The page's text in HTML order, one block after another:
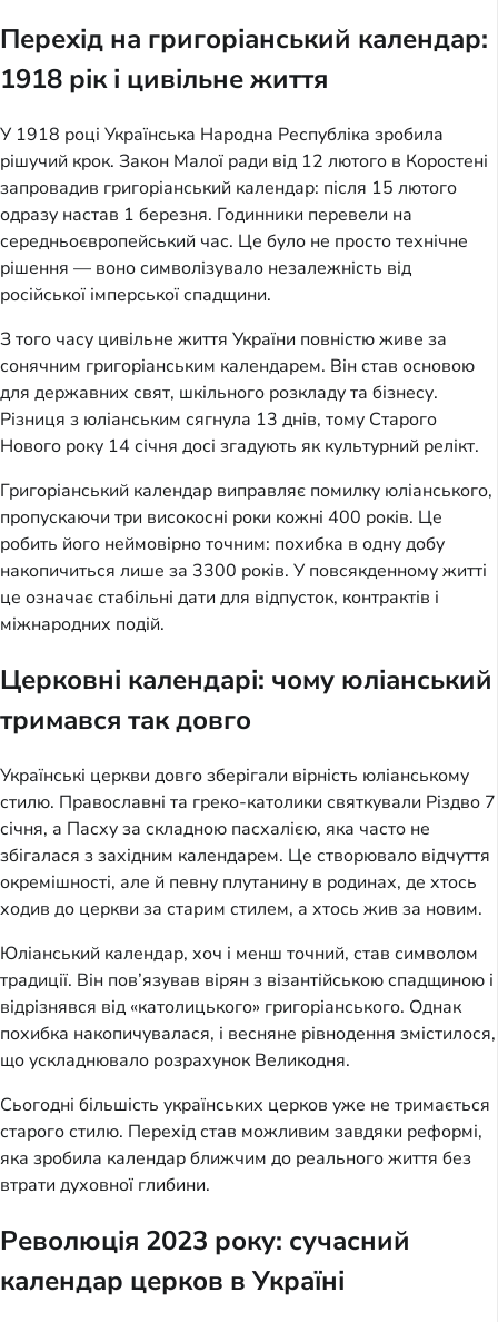
Перехід на григоріанський календар:
1918 рік і цивільне життя
У 1918 році Українська Народна Республіка зробила
рішучий крок. Закон Малої ради від 12 лютого в Коростені
запровадив григоріанський календар: після 15 лютого
одразу настав 1 березня. Годинники перевели на
середньоєвропейський час. Це було не просто технічне
рішення — воно символізувало незалежність від
російської імперської спадщини.
З того часу цивільне життя України повністю живе за
сонячним григоріанським календарем. Він став основою
для державних свят, шкільного розкладу та бізнесу.
Різниця з юліанським сягнула 13 днів, тому Старого
Нового року 14 січня досі згадують як культурний релікт.
Григоріанський календар виправляє помилку юліанського,
пропускаючи три високосні роки кожні 400 років. Це
робить його неймовірно точним: похибка в одну добу
накопичиться лише за 3300 років. У повсякденному житті
це означає стабільні дати для відпусток, контрактів і
міжнародних подій.
Церковні календарі: чому юліанський
тримався так довго
Українські церкви довго зберігали вірність юліанському
стилю. Православні та греко-католики святкували Різдво 7
січня, а Пасху за складною пасхалією, яка часто не
збігалася з західним календарем. Це створювало відчуття
окремішності, але й певну плутанину в родинах, де хтось
ходив до церкви за старим стилем, а хтось жив за новим.
Юліанський календар, хоч і менш точний, став символом
традиції. Він пов’язував вірян з візантійською спадщиною і
відрізнявся від «католицького» григоріанського. Однак
похибка накопичувалася, і весняне рівнодення змістилося,
що ускладнювало розрахунок Великодня.
Сьогодні більшість українських церков уже не тримається
старого стилю. Перехід став можливим завдяки реформі,
яка зробила календар ближчим до реального життя без
втрати духовної глибини.
Революція 2023 року: сучасний
календар церков в Україні